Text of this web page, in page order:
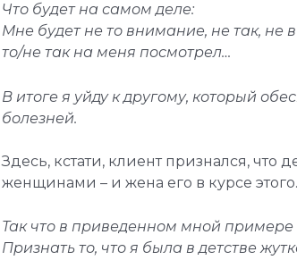
Что будет на самом деле:
Мне будет не то внимание, не так, не
то/не так на меня посмотрел…
В итоге я уйду к другому, который
болезней.
Здесь, кстати, клиент признался,
женщинами – и жена его в курсе этого.
Так что в приведенном мной
Признать то, что я была в детстве